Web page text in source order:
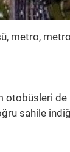
metro,
otobüsleri de
sahile